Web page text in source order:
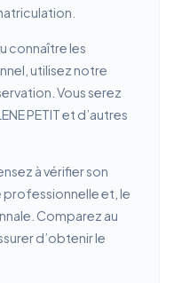
connaître les
utilisez notre
Vous serez
PETIT et d’autres
à vérifier son
professionnelle et, le
Comparez au
d’obtenir le